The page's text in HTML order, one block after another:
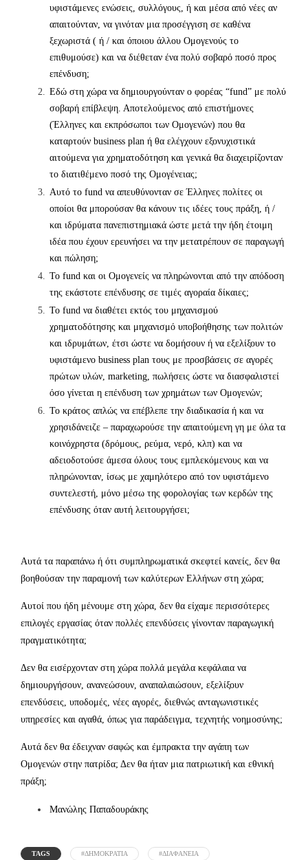
υφιστάμενες ενώσεις, συλλόγους, ή και μέσα από νέες αν
απαιτούνταν, να γινόταν μια προσέγγιση σε καθένα
ξεχωριστά ( ή / και όποιου άλλου Ομογενούς το
επιθυμούσε) και να διέθεταν ένα πολύ σοβαρό ποσό προς
επένδυση;
Εδώ στη χώρα να δημιουργούνταν ο φορέας “fund” με πολύ
σοβαρή επίβλεψη. Αποτελούμενος από επιστήμονες
(Έλληνες και εκπρόσωποι των Ομογενών) που θα
καταρτούν business plan ή θα ελέγχουν εξονυχιστικά
αιτούμενα για χρηματοδότηση και γενικά θα διαχειρίζονταν
το διατιθέμενο ποσό της Ομογένειας;
Αυτό το fund να απευθύνονταν σε Έλληνες πολίτες οι
οποίοι θα μπορούσαν θα κάνουν τις ιδέες τους πράξη, ή /
και ιδρύματα πανεπιστημιακά ώστε μετά την ήδη έτοιμη
ιδέα που έχουν ερευνήσει να την μετατρέπουν σε παραγωγή
και πώληση;
Το fund και οι Ομογενείς να πληρώνονται από την απόδοση
της εκάστοτε επένδυσης σε τιμές αγοραία δίκαιες;
Το fund να διαθέτει εκτός του μηχανισμού
χρηματοδότησης και μηχανισμό υποβοήθησης των πολιτών
και ιδρυμάτων, έτσι ώστε να δομήσουν ή να εξελίξουν το
υφιστάμενο business plan τους με προσβάσεις σε αγορές
πρώτων υλών, marketing, πωλήσεις ώστε να διασφαλιστεί
όσο γίνεται η επένδυση των χρημάτων των Ομογενών;
Το κράτος απλώς να επέβλεπε την διαδικασία ή και να
χρησιδάνειζε – παραχωρούσε την απαιτούμενη γη με όλα τα
κοινόχρηστα (δρόμους, ρεύμα, νερό, κλπ) και να
αδειοδοτούσε άμεσα όλους τους εμπλεκόμενους και να
πληρώνονταν, ίσως με χαμηλότερο από τον υφιστάμενο
συντελεστή, μόνο μέσω της φορολογίας των κερδών της
επένδυσης όταν αυτή λειτουργήσει;
Αυτά τα παραπάνω ή ότι συμπληρωματικά σκεφτεί κανείς, δεν θα
βοηθούσαν την παραμονή των καλύτερων Ελλήνων στη χώρα;
Αυτοί που ήδη μένουμε στη χώρα, δεν θα είχαμε περισσότερες
επιλογές εργασίας όταν πολλές επενδύσεις γίνονταν παραγωγική
πραγματικότητα;
Δεν θα εισέρχονταν στη χώρα πολλά μεγάλα κεφάλαια να
δημιουργήσουν, ανανεώσουν, αναπαλαιώσουν, εξελίξουν
επενδύσεις, υποδομές, νέες αγορές, διεθνώς ανταγωνιστικές
υπηρεσίες και αγαθά, όπως για παράδειγμα, τεχνητής νοημοσύνης;
Αυτά δεν θα έδειχναν σαφώς και έμπρακτα την αγάπη των
Ομογενών στην πατρίδα; Δεν θα ήταν μια πατριωτική και εθνική
πράξη;
Μανώλης Παπαδουράκης
TAGS #ΔΗΜΟΚΡΑΤΙΑ #ΔΙΑΦΑΝΕΙΑ